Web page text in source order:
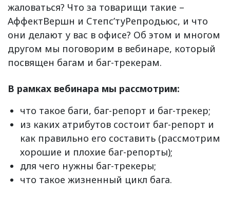
жаловаться? Что за товарищи такие –
АффектВершн и Степс’туРепродьюс, и что
они делают у вас в офисе? Об этом и многом
другом мы поговорим в вебинаре, который
посвящен багам и баг-трекерам.
В рамках вебинара мы рассмотрим:
что такое баги, баг-репорт и баг-трекер;
из каких атрибутов состоит баг-репорт и
как правильно его составить (рассмотрим
хорошие и плохие баг-репорты);
для чего нужны баг-трекеры;
что такое жизненный цикл бага.